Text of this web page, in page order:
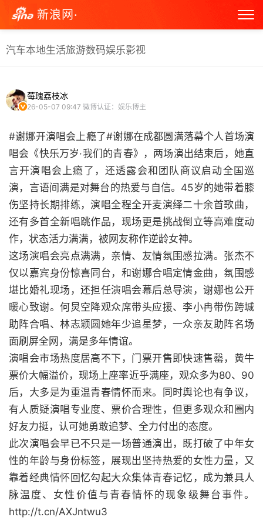
新浪网·
汽车本地生活旅游数码娱乐影视
莓瑰荔枝冰
26-05-07 09:47 微博认证：娱乐博主
#谢娜开演唱会上瘾了#谢娜在成都圆满落幕个人首场演
唱会《快乐万岁·我们的青春》，两场演出结束后，她直
言开演唱会上瘾了，还透露会和团队商议启动全国巡
演，言语间满是对舞台的热爱与自信。45岁的她带着膝
伤坚持长期排练，演唱全程全开麦演绎二十余首歌曲，
还有多首全新唱跳作品，现场更是挑战倒立等高难度动
作，状态活力满满，被网友称作逆龄女神。
这场演唱会亮点满满，亲情、友情氛围感拉满。张杰不
仅以嘉宾身份惊喜同台，和谢娜合唱定情金曲，氛围感
堪比婚礼现场，还担任演唱会幕后总导演，谢娜也公开
暖心致谢。何炅空降观众席带头应援、李小冉带伤跨城
助阵合唱、林志颖圆她年少追星梦，一众亲友助阵名场
面刷屏全网，满是多年情谊。
演唱会市场热度居高不下，门票开售即快速售罄，黄牛
票价大幅溢价，现场上座率近乎满座，观众多为80、90
后，大多是为重温青春情怀而来。同时舆论也有争议，
有人质疑演唱专业度、票价合理性，但更多观众和圈内
好友力挺，认可她勇敢追梦、全力付出的态度。
此次演唱会早已不只是一场普通演出，既打破了中年女
性的年龄与身份标签，展现出坚持热爱的女性力量，又
靠着经典情怀回忆勾起大众集体青春记忆，成为兼具人
脉温度、女性价值与青春情怀的现象级舞台事件。
http://t.cn/AXJntwu3